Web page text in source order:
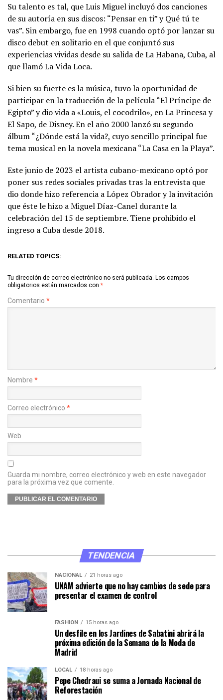
Su talento es tal, que Luis Miguel incluyó dos canciones
de su autoría en sus discos: “Pensar en ti” y Qué tú te
vas”. Sin embargo, fue en 1998 cuando optó por lanzar su
disco debut en solitario en el que conjuntó sus
experiencias vividas desde su salida de La Habana, Cuba, al
que llamó La Vida Loca.
Si bien su fuerte es la música, tuvo la oportunidad de
participar en la traducción de la película “El Príncipe de
Egipto” y dio vida a «Louis, el cocodrilo», en La Princesa y
El Sapo, de Disney. En el año 2000 lanzó su segundo
álbum “¿Dónde está la vida?, cuyo sencillo principal fue
tema musical en la novela mexicana “La Casa en la Playa”.
Este junio de 2023 el artista cubano-mexicano optó por
poner sus redes sociales privadas tras la entrevista que
dio donde hizo referencia a López Obrador y la invitación
que éste le hizo a Miguel Díaz-Canel durante la
celebración del 15 de septiembre. Tiene prohibido el
ingreso a Cuba desde 2018.
RELATED TOPICS:
Tu dirección de correo electrónico no será publicada. Los campos
obligatorios están marcados con *
Comentario *
Nombre *
Correo electrónico *
Web
Guarda mi nombre, correo electrónico y web en este navegador
para la próxima vez que comente.
TENDENCIA
NACIONAL 21 horas ago
UNAM advierte que no hay cambios de sede para
presentar el examen de control
FASHION 15 horas ago
Un desfile en los Jardines de Sabatini abrirá la
próxima edición de la Semana de la Moda de
Madrid
LOCAL 18 horas ago
Pepe Chedraui se suma a Jornada Nacional de
Reforestación